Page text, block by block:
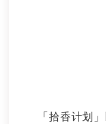
「拾香计划」